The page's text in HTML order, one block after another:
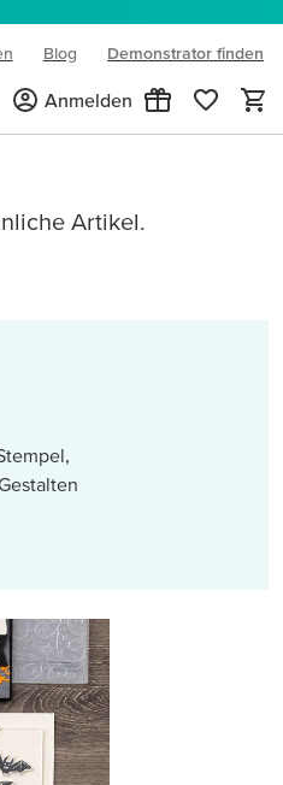
Blog
(opens in new tab)
Demonstrator finden
Anmelden
Artikel.